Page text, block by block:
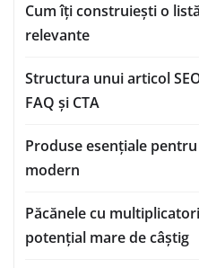
Cum îți construiești o
relevante
Structura unui articol
FAQ și CTA
Produse esențiale
modern
Păcănele cu
potențial mare de câștig